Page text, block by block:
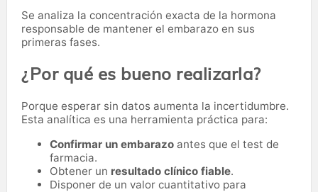
Se analiza la concentración exacta de la hormona
responsable de mantener el embarazo en sus
primeras fases.
¿Por qué es bueno realizarla?
Porque esperar sin datos aumenta la incertidumbre.
Esta analítica es una herramienta práctica para:
Confirmar un embarazo antes que el test de
farmacia.
Obtener un resultado clínico fiable.
Disponer de un valor cuantitativo para